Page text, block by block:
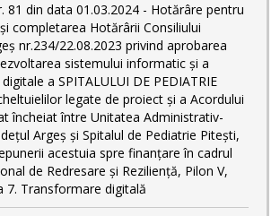
81 din data 01.03.2024 - Hotărâre pentru
completarea Hotărârii Consiliului
nr.234/22.08.2023 privind aprobarea
sistemului informatic și a
a SPITALULUI DE PEDIATRIE
legate de proiect și a Acordului
încheiat între Unitatea Administrativ-
Argeș și Spitalul de Pediatrie Pitești,
acestuia spre finanțare în cadrul
de Redresare și Reziliență, Pilon V,
7. Transformare digitală